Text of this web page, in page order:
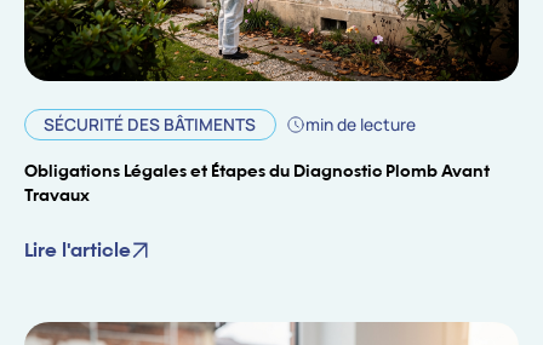
SÉCURITÉ DES BÂTIMENTS min de lecture
Obligations Légales et Étapes du Diagnostic Plomb Avant
Travaux
Lire l'article